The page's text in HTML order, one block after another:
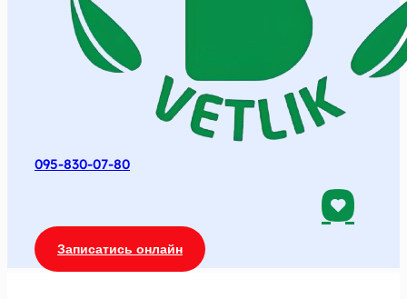
095-830-07-80
Записатись онлайн